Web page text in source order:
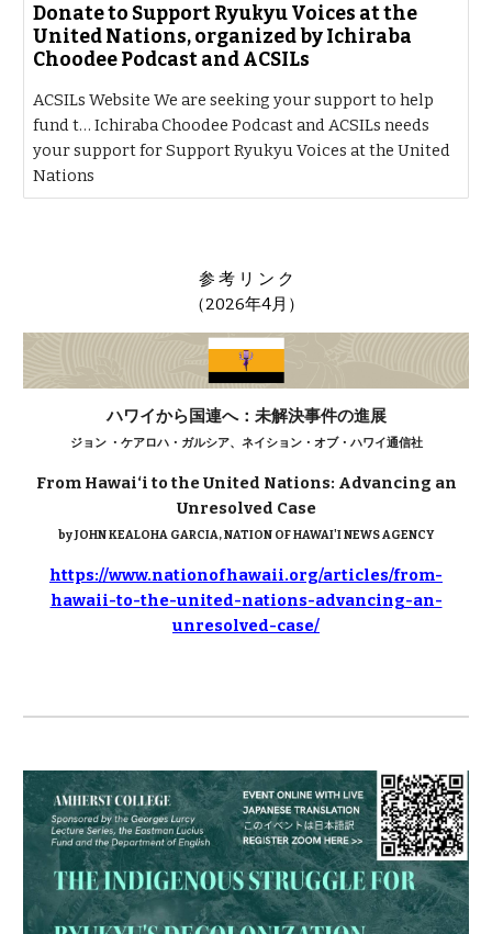
Donate to Support Ryukyu Voices at the
United Nations, organized by Ichiraba
Choodee Podcast and ACSILs
ACSILs Website We are seeking your support to help
fund t… Ichiraba Choodee Podcast and ACSILs needs
your support for Support Ryukyu Voices at the United
Nations
参 考 リ ン ク
（2026年4月）
ハワイから国連へ：未解決事件の進展
ジョン ・ケアロハ・ガルシア、ネイション・オブ・ハワイ通信社
From Hawai‘i to the United Nations: Advancing an
Unresolved Case
by JOHN KEALOHA GARCIA, NATION OF HAWAI'I NEWS AGENCY
https://www.nationofhawaii.org/articles/from-
hawaii-to-the-united-nations-advancing-an-
unresolved-case/